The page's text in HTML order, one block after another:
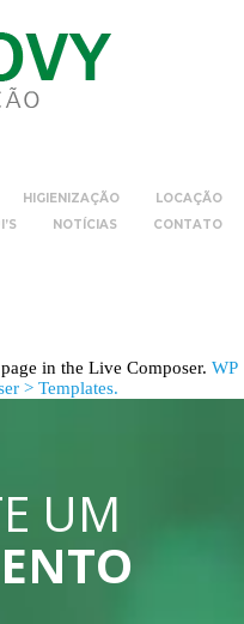
HIGIENIZAÇÃO
LOCAÇÃO
NOTÍCIAS CONTATO
in the Live Composer. WP
> Templates.
UM